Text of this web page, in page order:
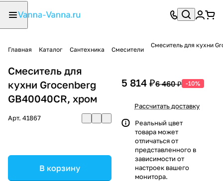
Главная Каталог Сантехника Смесители
Смеситель для кухни
Смеситель для
кухни Grocenberg
GB40040CR, хром
Арт. 41867
В корзину
5 814 ₽6 460 ₽ -10%
Рассчитать доставку
Реальный цвет
товара может
отличаться от
представленного в
зависимости от
настроек вашего
монитора.